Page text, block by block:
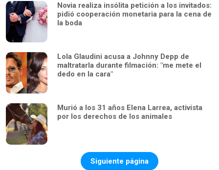
Novia realiza insólita petición a los invitados:
pidió cooperación monetaria para la cena de
la boda
Lola Glaudini acusa a Johnny Depp de
maltratarla durante filmación: "me mete el
dedo en la cara"
Murió a los 31 años Elena Larrea, activista
por los derechos de los animales
Siguiente página